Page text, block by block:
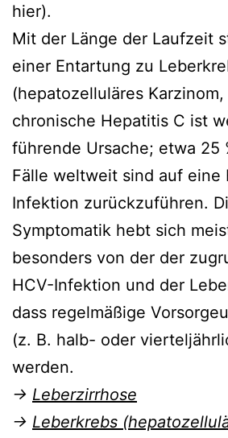
hier).
Mit der Länge der Laufzeit
einer Entartung zu
(hepatozelluläres
chronische Hepatitis C ist
führende Ursache; etwa 25
Fälle weltweit sind auf eine
Infektion zurückzuführen.
Symptomatik hebt sich
besonders von der der
HCV-Infektion und der
dass regelmäßige
(z. B. halb- oder
werden.
→ Leberzirrhose
→ Leberkrebs